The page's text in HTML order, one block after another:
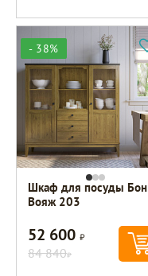
- 38%
Шкаф для посуды Бон
Вояж 203
52 600Р
84 840Р